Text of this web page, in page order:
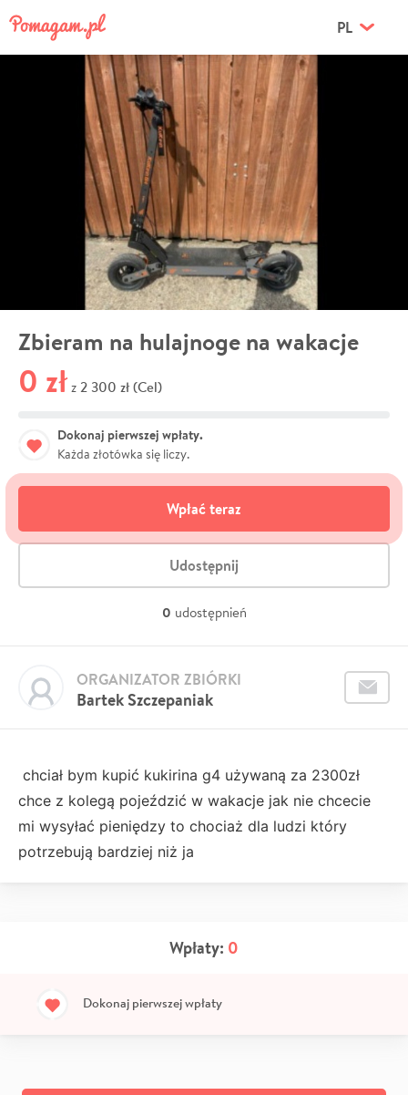
PL
Zbieram na hulajnoge na wakacje
0 zł z 2 300 zł (Cel)
Dokonaj pierwszej wpłaty.
Każda złotówka się liczy.
Wpłać teraz
Udostępnij
0 udostępnień
Bartek Szczepaniak
ORGANIZATOR ZBIÓRKI
chciał bym kupić kukirina g4 używaną za 2300zł
chce z kolegą pojeździć w wakacje jak nie chcecie
mi wysyłać pieniędzy to chociaż dla ludzi który
potrzebują bardziej niż ja
Wpłaty: 0
Dokonaj pierwszej wpłaty